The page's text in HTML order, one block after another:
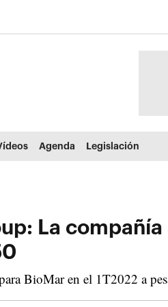
Agenda Legislación
La
BioMar en el 1T2022 a